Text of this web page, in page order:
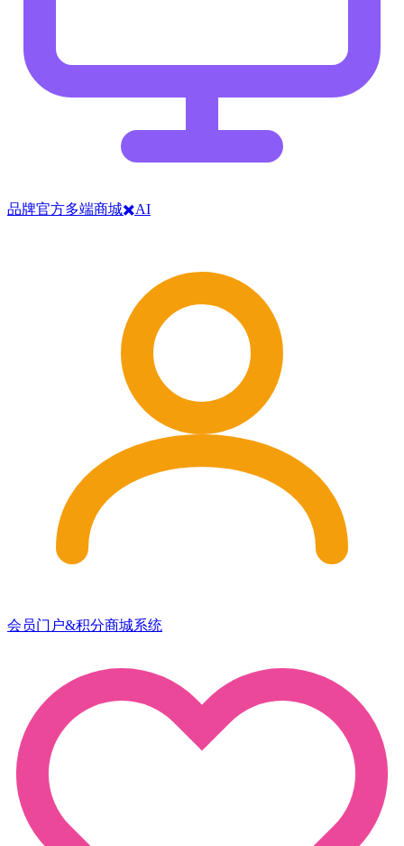
品牌官方多端商城✖️AI
会员门户&积分商城系统